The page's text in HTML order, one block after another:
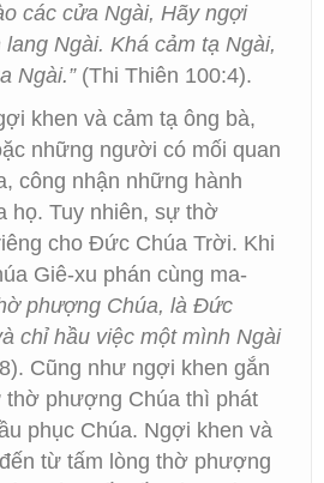
các cửa Ngài, Hãy ngợi
Ngài. Khá cảm tạ Ngài,
Ngài.”(Thi Thiên 100:4).
khen và cảm tạ ông bà,
những người có mối quan
công nhận những hành
họ. Tuy nhiên, sự thờ
cho Đức Chúa Trời. Khi
Giê-xu phán cùng ma-
phượng Chúa, là Đức
chỉ hầu việc một mình Ngài
Cũng như ngợi khen gắn
thờ phượng Chúa thì phát
phục Chúa. Ngợi khen và
từ tấm lòng thờ phượng